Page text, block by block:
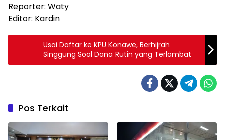
Reporter: Waty
Editor: Kardin
Usai Daftar ke KPU Konawe, Berhijrah
Singgung Soal Dana Rutin yang Terlambat
Pos Terkait